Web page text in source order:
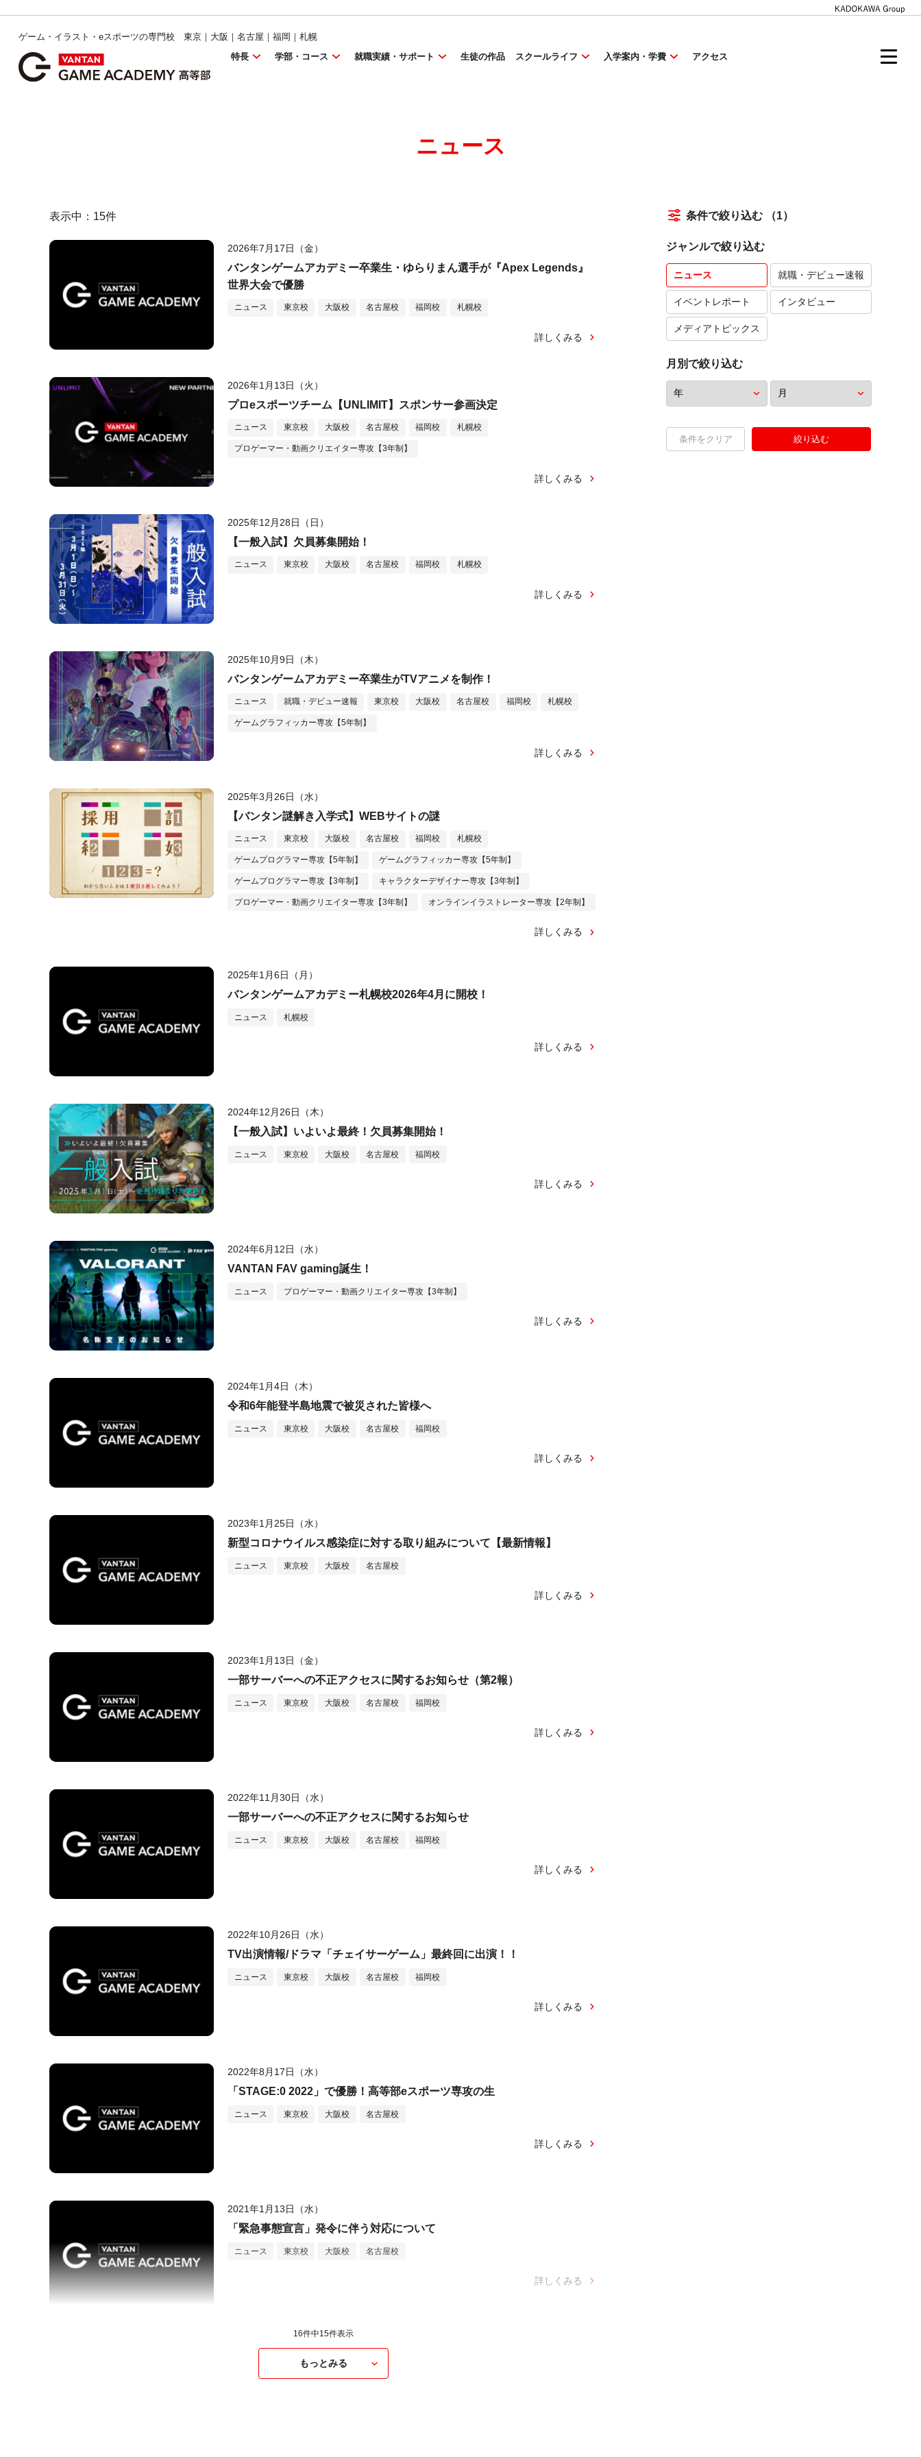
ゲーム・イラスト・eスポーツの専門校 東京｜大阪｜名古屋｜福岡｜札幌
特長
学部・コース 就職実績・サポート 生徒の作品 スクールライフ 入学案内・学費 アクセス
ニュース
表示中： 15件
2026年7月17日（金）
バンタンゲームアカデミー卒業生・ゆらりまん選手が『Apex Legends』
世界大会で優勝
ニュース 東京校 大阪校 名古屋校 福岡校 札幌校
詳しくみる
2026年1月13日（火）
プロeスポーツチーム【UNLIMIT】スポンサー参画決定
ニュース 東京校 大阪校 名古屋校 福岡校 札幌校
プロゲーマー・動画クリエイター専攻【3年制】
詳しくみる
2025年12月28日（日）
【一般入試】欠員募集開始！
ニュース 東京校 大阪校 名古屋校 福岡校 札幌校
詳しくみる
2025年10月9日（木）
バンタンゲームアカデミー卒業生がTVアニメを制作！
ニュース 就職・デビュー速報 東京校 大阪校 名古屋校 福岡校 札幌校
ゲームグラフィッカー専攻【5年制】
詳しくみる
2025年3月26日（水）
【バンタン謎解き入学式】WEBサイトの謎
ニュース 東京校 大阪校 名古屋校 福岡校 札幌校
ゲームプログラマー専攻【5年制】 ゲームグラフィッカー専攻【5年制】
ゲームプログラマー専攻【3年制】 キャラクターデザイナー専攻【3年制】
プロゲーマー・動画クリエイター専攻【3年制】 オンラインイラストレーター専攻【2年制】
詳しくみる
2025年1月6日（月）
バンタンゲームアカデミー札幌校2026年4月に開校！
ニュース 札幌校
詳しくみる
2024年12月26日（木）
【一般入試】いよいよ最終！欠員募集開始！
ニュース 東京校 大阪校 名古屋校 福岡校
詳しくみる
2024年6月12日（水）
VANTAN FAV gaming誕生！
ニュース プロゲーマー・動画クリエイター専攻【3年制】
詳しくみる
2024年1月4日（木）
令和6年能登半島地震で被災された皆様へ
ニュース 東京校 大阪校 名古屋校 福岡校
詳しくみる
2023年1月25日（水）
新型コロナウイルス感染症に対する取り組みについて【最新情報】
ニュース 東京校 大阪校 名古屋校
詳しくみる
2023年1月13日（金）
一部サーバーへの不正アクセスに関するお知らせ（第2報）
ニュース 東京校 大阪校 名古屋校 福岡校
詳しくみる
2022年11月30日（水）
一部サーバーへの不正アクセスに関するお知らせ
ニュース 東京校 大阪校 名古屋校 福岡校
詳しくみる
2022年10月26日（水）
TV出演情報/ドラマ「チェイサーゲーム」最終回に出演！！
ニュース 東京校 大阪校 名古屋校 福岡校
詳しくみる
2022年8月17日（水）
「STAGE:0 2022」で優勝！高等部eスポーツ専攻の生
ニュース 東京校 大阪校 名古屋校
詳しくみる
2021年1月13日（水）
「緊急事態宣言」発令に伴う対応について
ニュース 東京校 大阪校 名古屋校
詳しくみる
16件中15件表示
もっとみる
条件で絞り込む （1）
ジャンルで絞り込む
ニュース 就職・デビュー速報
イベントレポート インタビュー
メディアトピックス
月別で絞り込む
条件をクリア 絞り込む